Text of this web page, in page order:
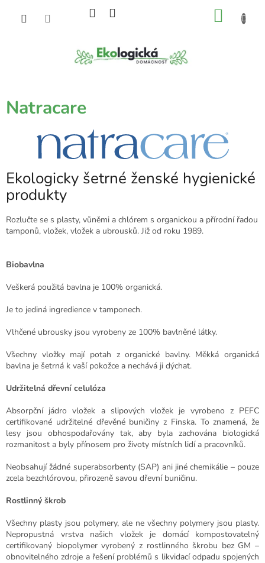
Natracare
Ekologicky šetrné ženské hygienické
produkty
Rozlučte se s plasty, vůněmi a chlórem s organickou a přírodní řadou
tamponů, vložek, vložek a ubrousků. Již od roku 1989.
Biobavlna
Veškerá použitá bavlna je 100% organická.
Je to jediná ingredience v tamponech.
Vlhčené ubrousky jsou vyrobeny ze 100% bavlněné látky.
Všechny vložky mají potah z organické bavlny. Měkká organická
bavlna je šetrná k vaší pokožce a nechává ji dýchat.
Udržitelná dřevní celulóza
Absorpční jádro vložek a slipových vložek je vyrobeno z PEFC
certifikované udržitelné dřevěné buničiny z Finska. To znamená, že
lesy jsou obhospodařovány tak, aby byla zachována biologická
rozmanitost a byly přínosem pro životy místních lidí a pracovníků.
Neobsahují žádné superabsorbenty (SAP) ani jiné chemikálie – pouze
zcela bezchlórovou, přirozeně savou dřevní buničinu.
Rostlinný škrob
Všechny plasty jsou polymery, ale ne všechny polymery jsou plasty.
Nepropustná vrstva našich vložek je domácí kompostovatelný
certifikovaný biopolymer vyrobený z rostlinného škrobu bez GM –
obnovitelného zdroje a řešení problémů s likvidací odpadu spojených